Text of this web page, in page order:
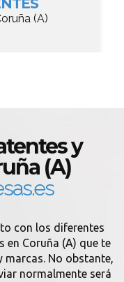
(A)
y
(A)
con los diferentes
en Coruña (A) que te
marcas. No obstante,
normalmente será